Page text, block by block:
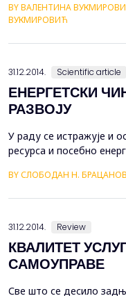
Међутим, и поред тога
прехрамбених
заштите домаће
BY ВАЛЕНТИНА
ВУКМИРОВИЋ
31.12.2014. Scientific article
ЕНЕРГЕТСКИ
РАЗВОЈУ
У раду се истражује и
ресурса и посебно
енергетској
даље кристалишу.&nbsp...
BY СЛОБОДАН Н.
31.12.2014. Review
КВАЛИТЕТ
САМОУПРАВЕ
Све што се десило